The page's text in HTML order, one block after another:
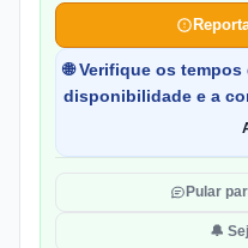
🌐 Verifique os
disponibilidade e a
Pular
🔔